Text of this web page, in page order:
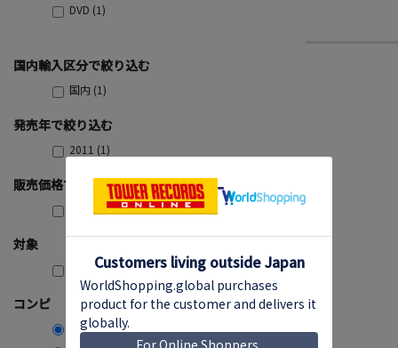
DVD (1)
国内輸入区分で絞り込む
国内 (1)
発売年で絞り込む
2011 (1)
販売価格で絞り込む
1,000円～1,999円 (1)
対象
購入可能のみ
コンピ
コンピ含む